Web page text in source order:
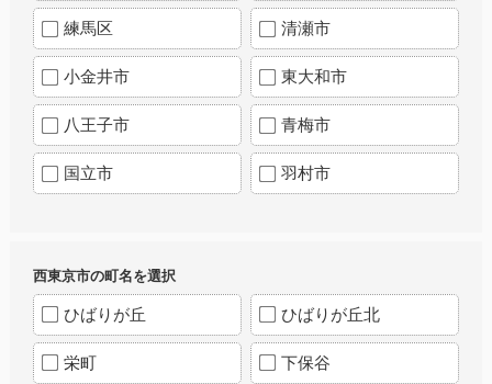
練馬区 清瀬市
小金井市 東大和市
八王子市 青梅市
国立市 羽村市
西東京市の町名を選択
ひばりが丘 ひばりが丘北
栄町 下保谷